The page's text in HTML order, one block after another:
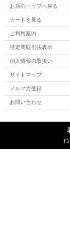
お店のトップへ戻る
カートを見る
ご利用案内
特定商取引法表示
個人情報の取扱い
サイトマップ
メルマガ登録
お問い合わせ